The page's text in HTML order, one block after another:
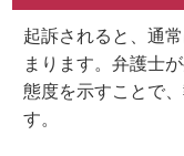
起訴されると、通
まります。弁護士
態度を示すことで
す。